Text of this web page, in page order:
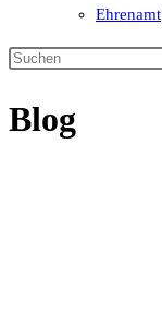
Ehrenamt
Blog